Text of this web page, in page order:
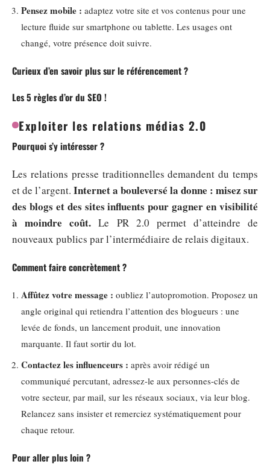
Pensez mobile : adaptez votre site et vos contenus pour une
lecture fluide sur smartphone ou tablette. Les usages ont
changé, votre présence doit suivre.
Curieux d’en savoir plus sur le référencement ?
Les 5 règles d’or du SEO !
Exploiter les relations médias 2.0
Pourquoi s’y intéresser ?
Les relations presse traditionnelles demandent du temps
et de l’argent. Internet a bouleversé la donne : misez sur
des blogs et des sites influents pour gagner en visibilité
à moindre coût. Le PR 2.0 permet d’atteindre de
nouveaux publics par l’intermédiaire de relais digitaux.
Comment faire concrètement ?
Affûtez votre message : oubliez l’autopromotion. Proposez un
angle original qui retiendra l’attention des blogueurs : une
levée de fonds, un lancement produit, une innovation
marquante. Il faut sortir du lot.
Contactez les influenceurs : après avoir rédigé un
communiqué percutant, adressez-le aux personnes-clés de
votre secteur, par mail, sur les réseaux sociaux, via leur blog.
Relancez sans insister et remerciez systématiquement pour
chaque retour.
Pour aller plus loin ?